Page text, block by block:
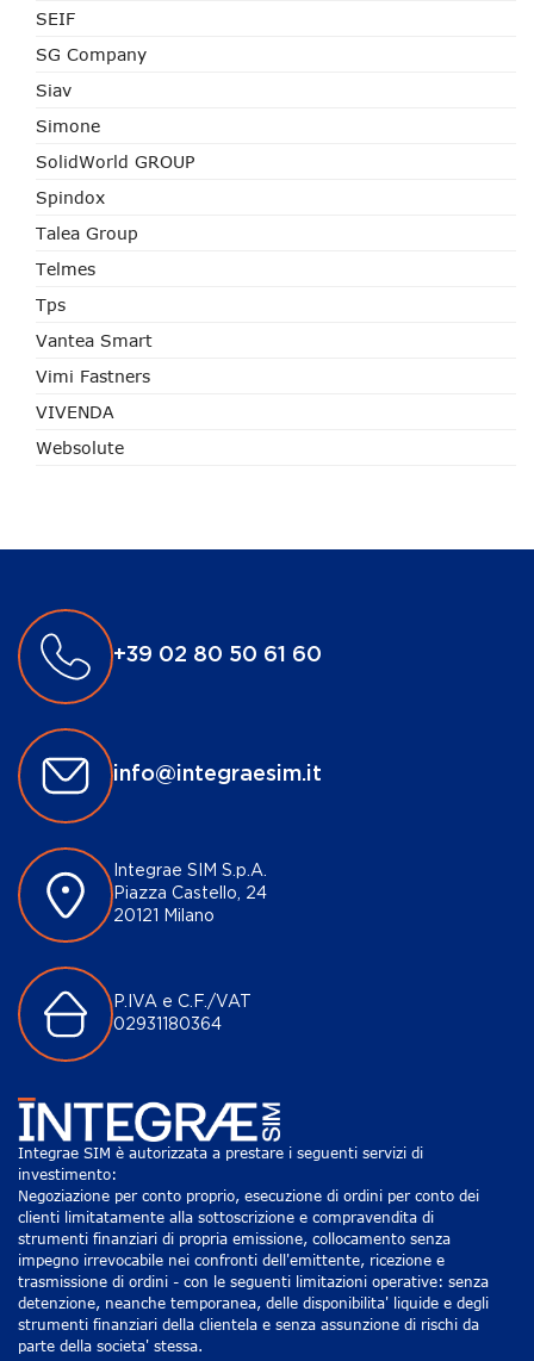
SEIF
SG Company
Siav
Simone
SolidWorld GROUP
Spindox
Talea Group
Telmes
Tps
Vantea Smart
Vimi Fastners
VIVENDA
Websolute
+39 02 80 50 61 60
info@integraesim.it
Integrae SIM S.p.A.
Piazza Castello, 24
20121 Milano
P.IVA e C.F./VAT
02931180364
Integrae SIM è autorizzata a prestare i seguenti servizi di
investimento:
Negoziazione per conto proprio, esecuzione di ordini per conto dei
clienti limitatamente alla sottoscrizione e compravendita di
strumenti finanziari di propria emissione, collocamento senza
impegno irrevocabile nei confronti dell'emittente, ricezione e
trasmissione di ordini - con le seguenti limitazioni operative: senza
detenzione, neanche temporanea, delle disponibilita' liquide e degli
strumenti finanziari della clientela e senza assunzione di rischi da
parte della societa' stessa.